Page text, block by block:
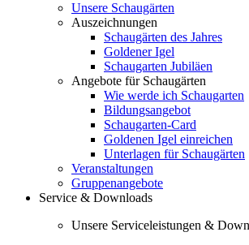
Unsere Schaugärten
Auszeichnungen
Schaugärten des Jahres
Goldener Igel
Schaugarten Jubiläen
Angebote für Schaugärten
Wie werde ich Schaugarten
Bildungsangebot
Schaugarten-Card
Goldenen Igel einreichen
Unterlagen für Schaugärten
Veranstaltungen
Gruppenangebote
Service & Downloads
Unsere Serviceleistungen &